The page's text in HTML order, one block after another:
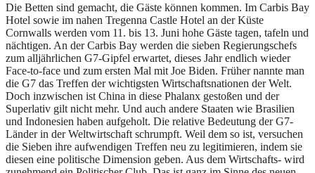
Die Betten sind gemacht, die Gäste können kommen. Im Carbis Bay
Hotel sowie im nahen Tregenna Castle Hotel an der Küste
Cornwalls werden vom 11. bis 13. Juni hohe Gäste tagen, tafeln und
nächtigen. An der Carbis Bay werden die sieben Regierungschefs
zum alljährlichen G7-Gipfel erwartet, dieses Jahr endlich wieder
Face-to-face und zum ersten Mal mit Joe Biden. Früher nannte man
die G7 das Treffen der wichtigsten Wirtschaftsnationen der Welt.
Doch inzwischen ist China in diese Phalanx gestoßen und der
Superlativ gilt nicht mehr. Und auch andere Staaten wie Brasilien
und Indonesien haben aufgeholt. Die relative Bedeutung der G7-
Länder in der Weltwirtschaft schrumpft. Weil dem so ist, versuchen
die Sieben ihre aufwendigen Treffen neu zu legitimieren, indem sie
diesen eine politische Dimension geben. Aus dem Wirtschafts- wird